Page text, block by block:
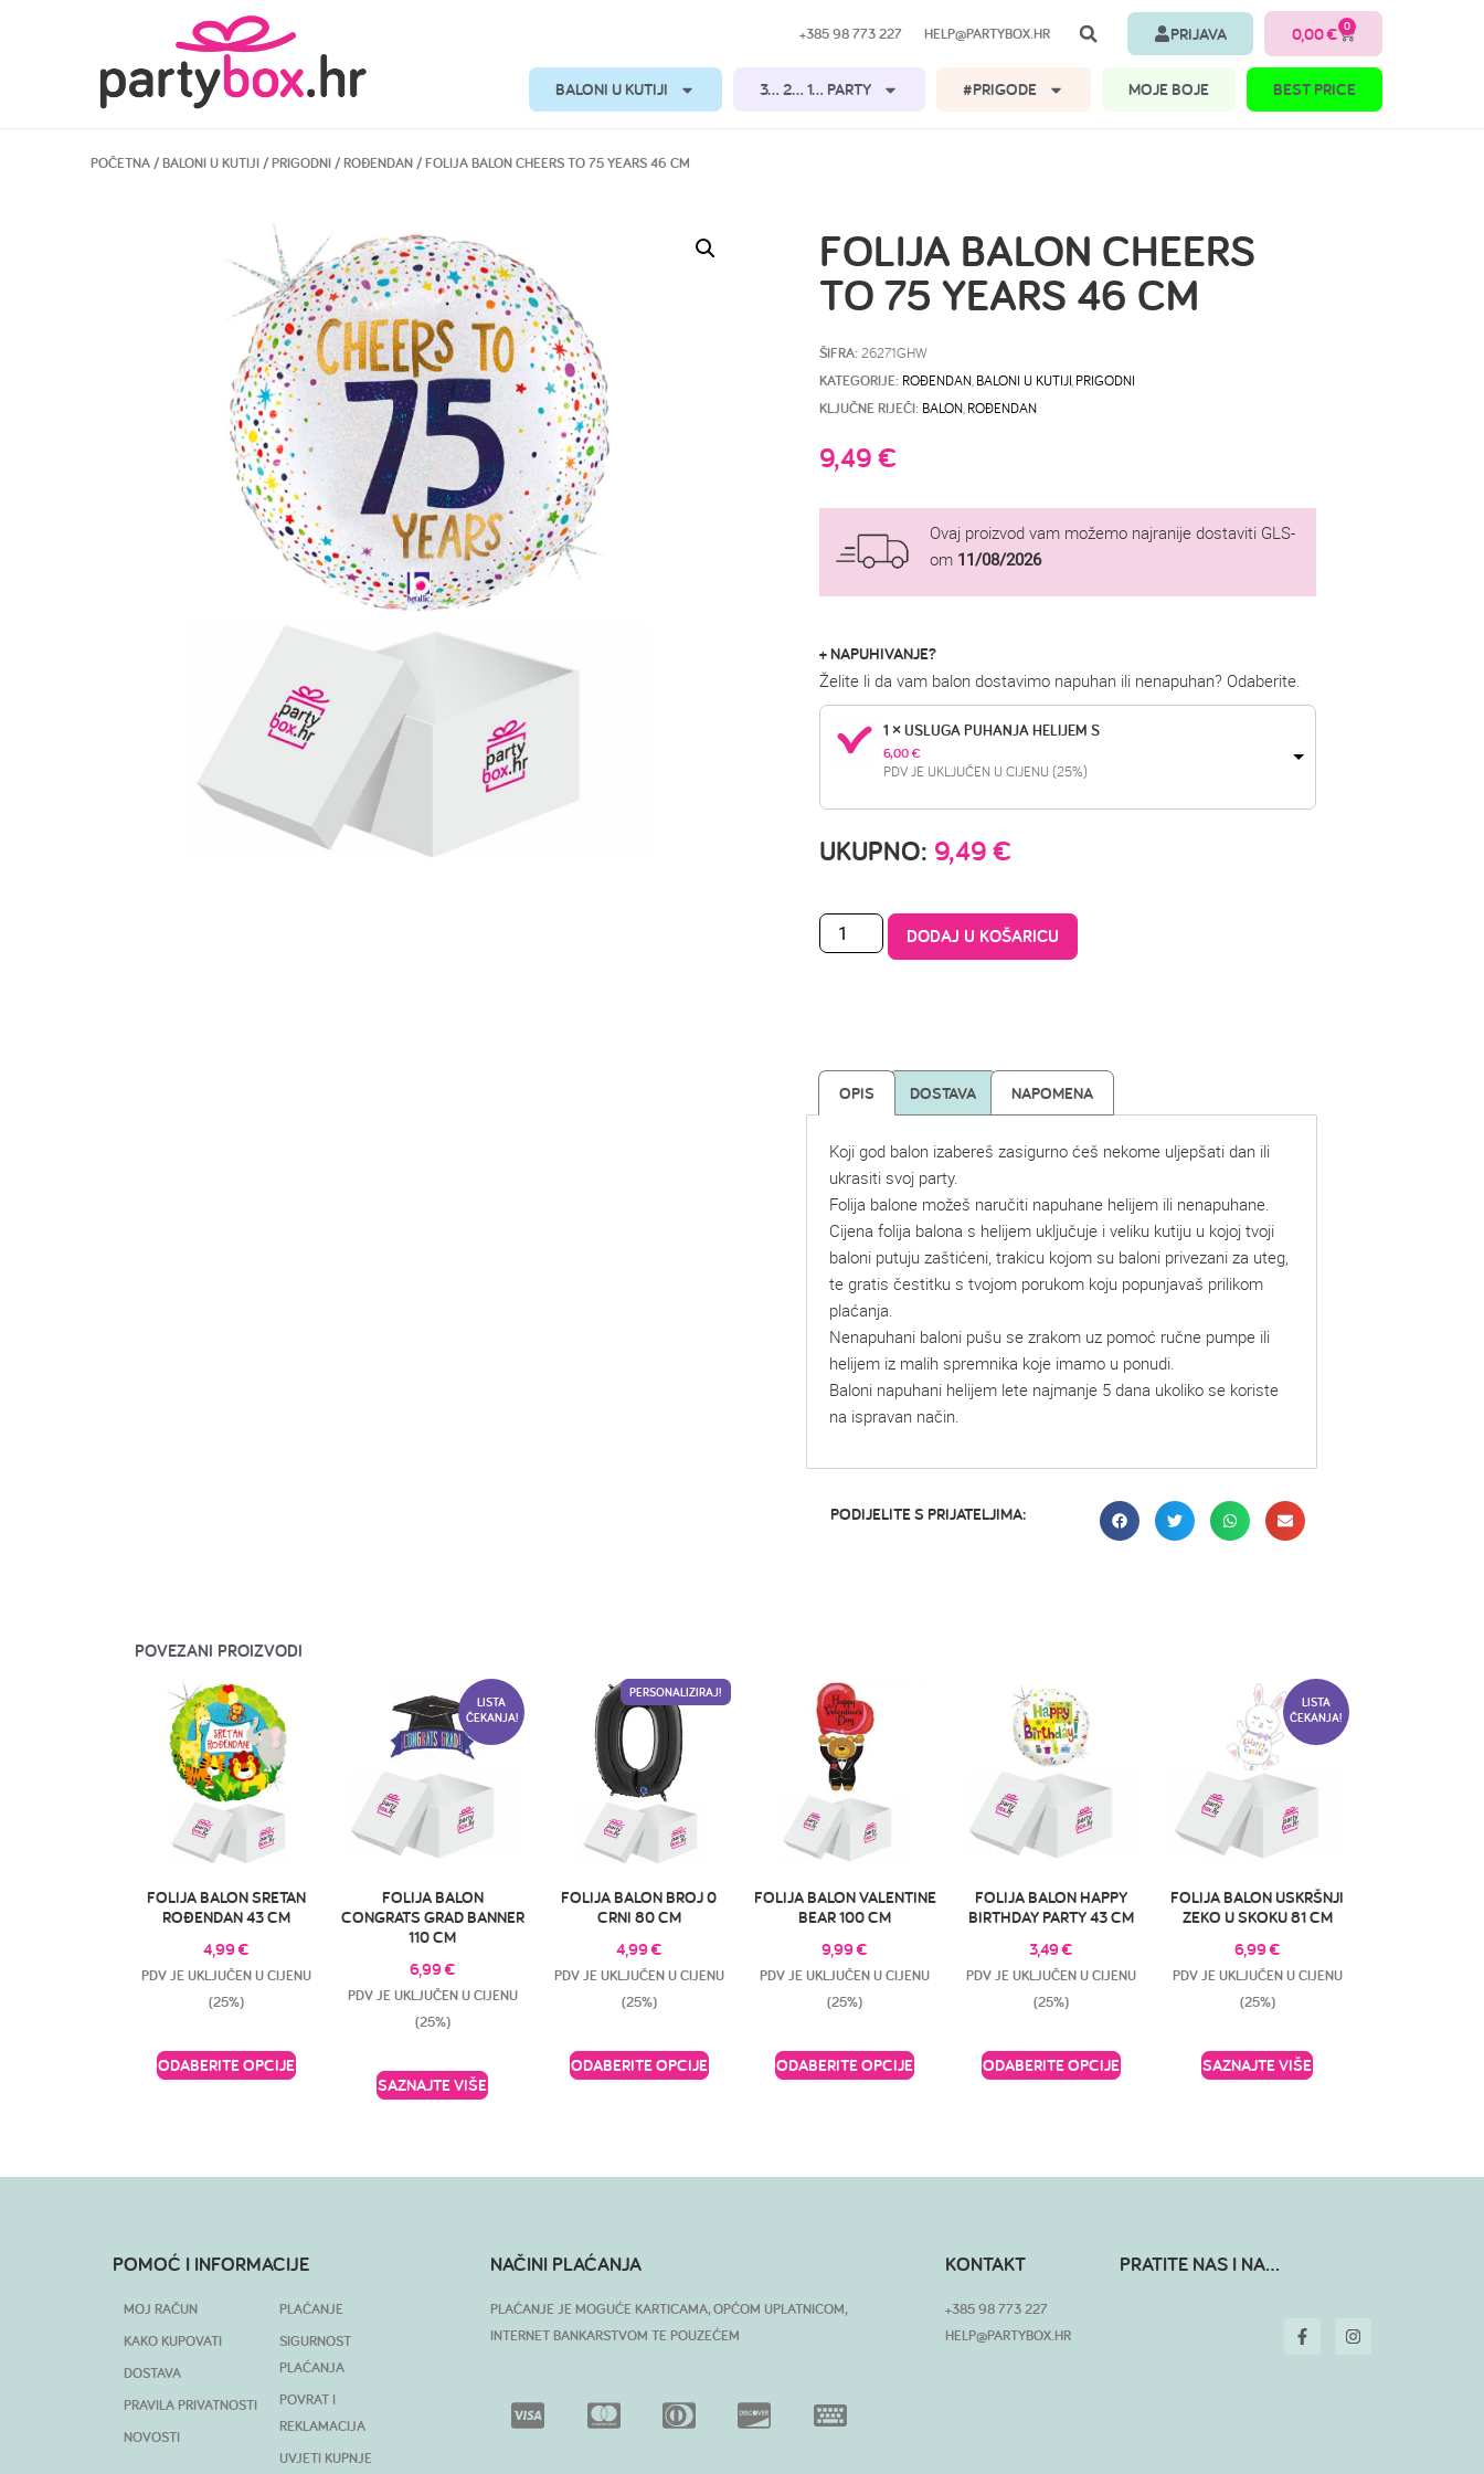
+385 98 773 227 HELP@PARTYBOX.HR PRIJAVA 0,00€ 0
BALONI U KUTIJI 3… 2… 1… PARTY #PRIGODE MOJE BOJE BEST PRICE
POČETNA/BALONI U KUTIJI/PRIGODNI/ROĐENDAN/ FOLIJA BALON CHEERS TO 75 YEARS 46 CM
FOLIJA BALON CHEERS
TO 75 YEARS 46 CM
ŠIFRA: 26271GHW
KATEGORIJE: ROĐENDAN BALONI U KUTIJI PRIGODNI
KLJUČNE RIJEČI: BALON ROĐENDAN
9,49€
Ovaj proizvod vam možemo najranije dostaviti GLS-
om 11/08/2026
+ NAPUHIVANJE?
Želite li da vam balon dostavimo napuhan ili nenapuhan? Odaberite.
1 × USLUGA PUHANJA HELIJEM S
6,00 €
PDV JE UKLJUČEN U CIJENU (25%)
UKUPNO: 9,49€
DODAJ U KOŠARICU
OPIS DOSTAVA NAPOMENA
Koji god balon izabereš zasigurno ćeš nekome uljepšati dan ili
ukrasiti svoj party.
Folija balone možeš naručiti napuhane helijem ili nenapuhane.
Cijena folija balona s helijem uključuje i veliku kutiju u kojoj tvoji
baloni putuju zaštićeni, trakicu kojom su baloni privezani za uteg,
te gratis čestitku s tvojom porukom koju popunjavaš prilikom
plaćanja.
Nenapuhani baloni pušu se zrakom uz pomoć ručne pumpe ili
helijem iz malih spremnika koje imamo u ponudi.
Baloni napuhani helijem lete najmanje 5 dana ukoliko se koriste
na ispravan način.
PODIJELITE S PRIJATELJIMA:
POVEZANI PROIZVODI
FOLIJA BALON SRETAN
ROĐENDAN 43 CM
4,99€
PDV JE UKLJUČEN U CIJENU
(25%)
ODABERITE OPCIJE
LISTA
ČEKANJA!
FOLIJA BALON
CONGRATS GRAD BANNER
110 CM
6,99€
PDV JE UKLJUČEN U CIJENU
(25%)
SAZNAJTE VIŠE
PERSONALIZIRAJ!
FOLIJA BALON BROJ 0
CRNI 80 CM
4,99€
PDV JE UKLJUČEN U CIJENU
(25%)
ODABERITE OPCIJE
FOLIJA BALON VALENTINE
BEAR 100 CM
9,99€
PDV JE UKLJUČEN U CIJENU
(25%)
ODABERITE OPCIJE
FOLIJA BALON HAPPY
BIRTHDAY PARTY 43 CM
3,49€
PDV JE UKLJUČEN U CIJENU
(25%)
ODABERITE OPCIJE
LISTA
ČEKANJA!
FOLIJA BALON USKRŠNJI
ZEKO U SKOKU 81 CM
6,99€
PDV JE UKLJUČEN U CIJENU
(25%)
SAZNAJTE VIŠE
POMOĆ I INFORMACIJE
MOJ RAČUN
KAKO KUPOVATI
DOSTAVA
PRAVILA PRIVATNOSTI
NOVOSTI
PLAĆANJE
SIGURNOST
PLAĆANJA
POVRAT I
REKLAMACIJA
UVJETI KUPNJE
NAČINI PLAĆANJA
PLAĆANJE JE MOGUĆE KARTICAMA, OPĆOM UPLATNICOM,
INTERNET BANKARSTVOM TE POUZEĆEM
KONTAKT
+385 98 773 227
HELP@PARTYBOX.HR
PRATITE NAS I NA...